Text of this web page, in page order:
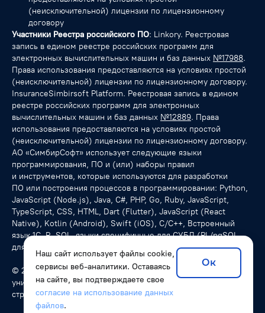
(неисключительной) лицензии по лицензионному
договору
Участники Реестра российского ПО: Linkory. Реестровая
запись в едином реестре российских программ для
электронных вычислительных машин и баз данных №17988.
Права использования предоставляются на условиях простой
(неисключительной) лицензии по лицензионному договору.
InsuranceSimbirsoft Platform. Реестровая запись в едином
реестре российских программ для электронных
вычислительных машин и баз данных №12889. Права
использования предоставляются на условиях простой
(неисключительной) лицензии по лицензионному договору.
АО «СимбирСофт» использует следующие языки
программирования, ПО и (или) наборы правил
и инструментов, которые используются для разработки
ПО или построения процессов в программировании: Python,
JavaScript (Node.js), Java, C#, PHP, Go, Ruby, JavaScript,
TypeScript, CSS, HTML, Dart (Flutter), JavaScript (React
Native), Kotlin (Android), Swift (iOS), С/C++, Встроенный
язык 1С, R, SQL, языки специфичные для СУБД (PL/pgSQL
для PostgreSQL), NoSQL-запросы.
© 2026 SimbirSoft, ISO 9001:2015. Мы разрабатываем
уникальные программные решения для компаний из разных
стран.
Наш сайт использует файлы cookie,
сервисы веб-аналитики. Оставаясь
на сайте, вы подтверждаете свое
согласие на использование данных
файлов.
Ок